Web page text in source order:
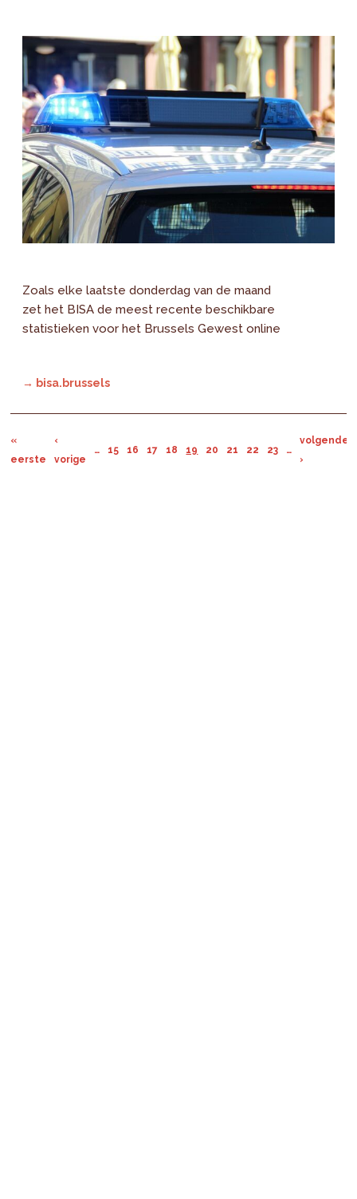
Zoals elke laatste donderdag van de maand
zet het BISA de meest recente beschikbare
statistieken voor het Brussels Gewest online
→ bisa.brussels
«
eerste
‹
vorige
… 15 16 17 18 19 20 21 22 23 …
volgende
›